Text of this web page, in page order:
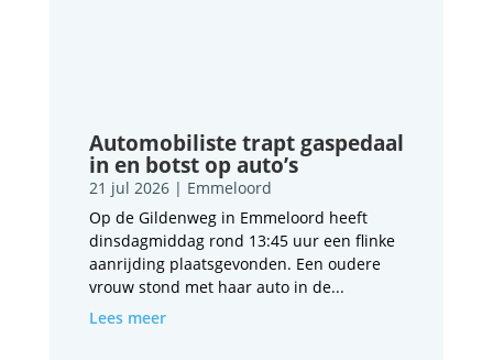
Automobiliste trapt gaspedaal
in en botst op auto’s
21 jul 2026| Emmeloord
Op de Gildenweg in Emmeloord heeft
dinsdagmiddag rond 13:45 uur een flinke
aanrijding plaatsgevonden. Een oudere
vrouw stond met haar auto in de...
Lees meer